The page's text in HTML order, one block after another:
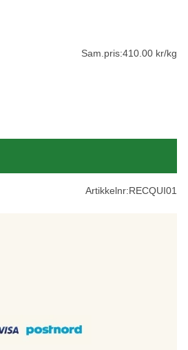
Sam.pris:410.00 kr/kg
Artikkelnr:RECQUI01